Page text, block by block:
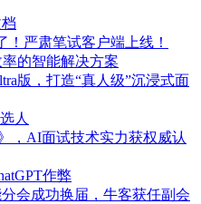
！严肃笔试客户端上线！
的智能解决方案
版，打造“真人级”沉浸式面
人
，AI面试技术实力获权威认
作弊
会成功换届，牛客获任副会